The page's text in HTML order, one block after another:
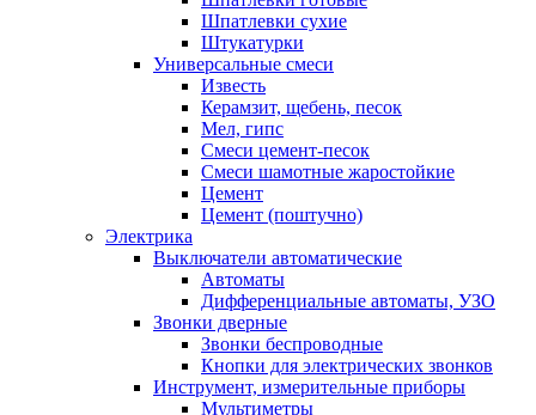
Шпатлевки сухие
Штукатурки
Универсальные смеси
Известь
Керамзит, щебень, песок
Мел, гипс
Смеси цемент-песок
Смеси шамотные жаростойкие
Цемент
Цемент (поштучно)
Электрика
Выключатели автоматические
Автоматы
Дифференциальные автоматы, УЗО
Звонки дверные
Звонки беспроводные
Кнопки для электрических звонков
Инструмент, измерительные приборы
Мультиметры